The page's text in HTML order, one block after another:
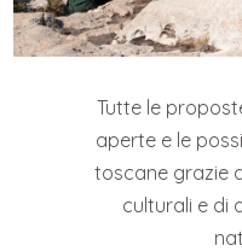
Tutte le
aperte e le
toscane grazie
culturali e di